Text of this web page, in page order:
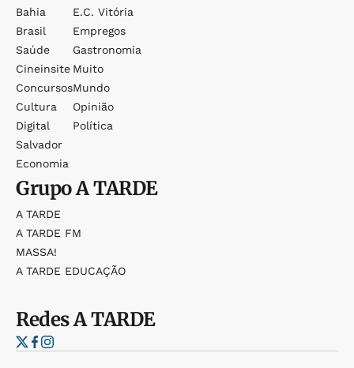
Bahia
Brasil
Saúde
Cineinsite
Concursos
Cultura
Digital
Salvador
Economia
E.c. Vitória
Empregos
Gastronomia
Muito
Mundo
Opinião
Política
GrupoA TARDE
A TARDE
A TARDE FM
MASSA!
A TARDE EDUCAÇÃO
RedesA TARDE